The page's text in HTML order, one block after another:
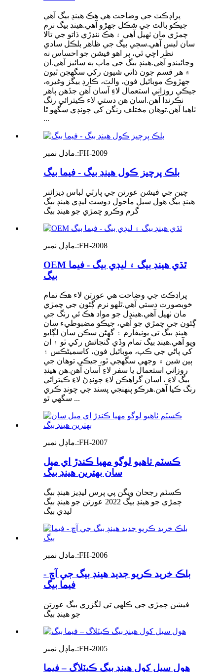
پراڊڪٽ جي وضاحت هي هڪ هينڊ بيگ آهي
جيڪو بالٽ جي شڪل جهڙو آهي.هينڊ بيگ نرم
چمڙي مان ٺهيل آهي ۽ هڪ ننڍڙي ڌاتو جي تالا
سان ليس آهي.سڄي بيگ جي ظاهر بلڪل سادي
نظر اچي ٿي، پر اهو فيشن جو احساس نه
وڃائيندو آهي.هينڊ بيگ جي ماپ ٻه سائيز آهي.ان
۾ هر قسم جون ذاتي شيون رکي سگهجن ٿيون
جهڙوڪ موبائيل فون، والٽ، ڪارڊ بيگز وغيره،
جيڪي روزاني استعمال لاءِ آسان آهن جڏهن ٻاهر
نڪرندا آهن.اسان هن دستي لاء ڪيترائي رنگ
ٺاهيا آهن.توهان مختلف رنگن کي چونڊي سگهو ٿا
...
ماڊل نمبر.:FH-2009
بلڪ پرچيز ڪول هينڊ بيگ - فيما بيگ
چين جي فيشن عورتن جي پارٽي لباس ڊيزائنر
هينڊ بيگ هول سيل ماحول دوست ليڊي هينڊ بيگ
گرم وڪرو چمڙي جو هينڊ بيگ
ماڊل نمبر.:FH-2008
OEM ٿڌي هينڊ بيگ ۽ ليڊي بيگ - فيما
بيگ
پراڊڪٽ جي وضاحت هي عورتن لاء هڪ تمام
خوبصورت دستي آهي.ٿلهو نرم ڳئون جي چمڙي
مان ٺهيل آهي.هينڊل جو مواد هڪ ئي رنگ جي
ڳئون جي چمڙي جو آهي، جيڪو مضبوطيء سان
هينڊ بيگ تي يونيفارم ۽ گھڻن سڪن سان لڳايو
ويو آهي.هينڊ بيگ تمام وڏي گنجائش رکي ٿو ۽ ان
کي پاڻي جي ڪپ، موبائيل فون، کاسمیٹڪس ۽
ٻين شين ۾ وجهي سگهجي ٿو، جيڪي توهان جي
روزاني استعمال يا سفر لاءِ آسان آهن.هن هينڊ
بيگ لاءِ ، اسان گراهڪن لاءِ چونڊڻ لاءِ ڪيترائي
رنگ ڪيا آهن.هرڪو پنهنجي پسند جي چونڊ ڪري
سگهي ٿو ...
ماڊل نمبر.:FH-2007
ڪسٽم ٺاهيو لوگو مهيا ڪندڙ اي ميل
سان بهترين هينڊ بيگ
ڪسٽم رجحان ويگن پي پرس ليڊيز هينڊ بيگ
چمڙي جو هينڊ بيگ 2022 عورتن جو هينڊ بيگ
ليڊي بيگ
ماڊل نمبر.:FH-2006
بلڪ خريد ڪريو جديد هينڊ بيگ جي آڇ -
فيما بيگ
فيشن چمڙي جي ڪلهي تي لگزري بيگ عورتن
جو هينڊ بيگ
ماڊل نمبر.:FH-2005
هول سيل کول هينڊ بيگ ڪيٽلاگ – فيما